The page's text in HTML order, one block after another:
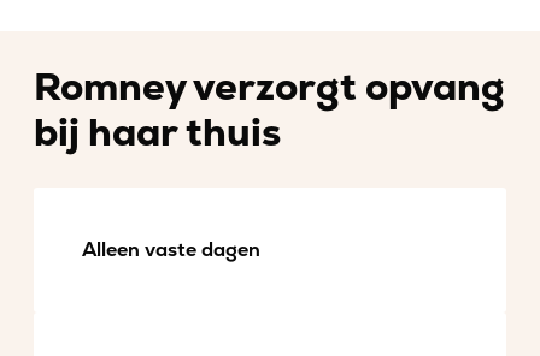
Romney verzorgt opvang
bij haar thuis
Alleen vaste dagen